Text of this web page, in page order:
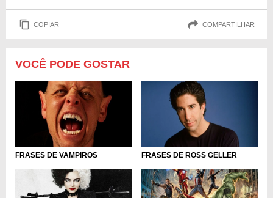
COPIAR COMPARTILHAR
VOCÊ PODE GOSTAR
FRASES DE VAMPIROS FRASES DE ROSS GELLER